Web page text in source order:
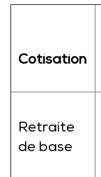
Cotisation
Retraite
de base